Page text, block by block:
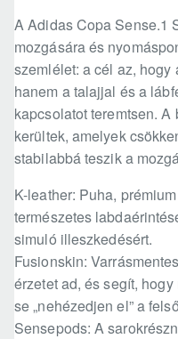
A Adidas Copa Sense.1
mozgására és
szemlélet: a cél az,
hanem a talajjal és a
kapcsolatot teremtsen.
kerültek, amelyek
stabilabbá teszik a
K-leather: Puha,
természetes
simuló illeszkedésért.
Fusionskin:
érzetet ad, és segít,
se „nehézedjen el” a
Sensepods: A